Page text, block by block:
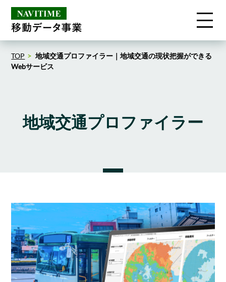
TOP
地域交通プロファイラー｜地域交通の現状把握ができる
Webサービス
地域交通プロファイラー